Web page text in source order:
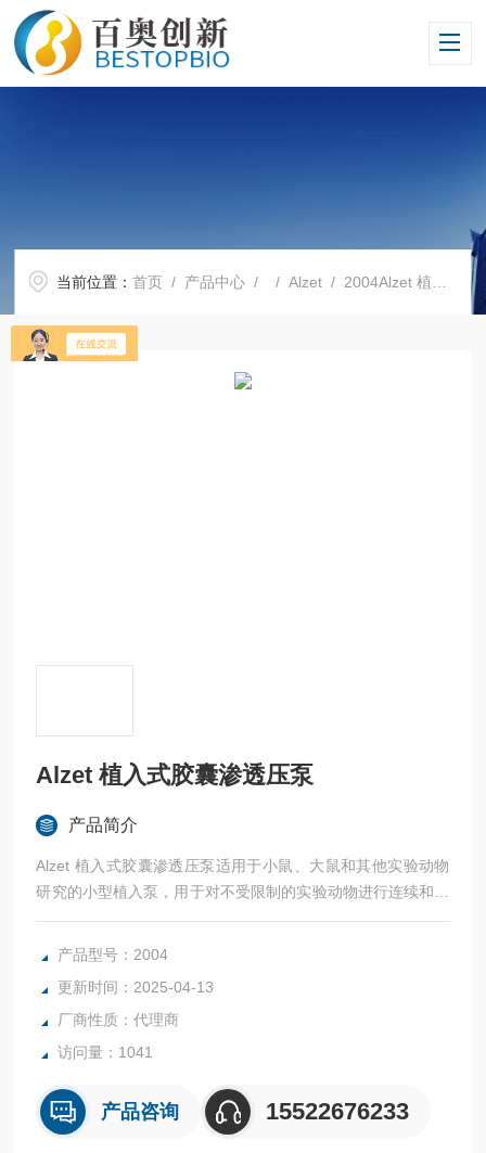
当前位置：首页 / 产品中心 / /Alzet / 2004Alzet 植入式胶囊渗透压泵
Alzet 植入式胶囊渗透压泵
产品简介
Alzet 植入式胶囊渗透压泵适用于小鼠、大鼠和其他实验动物
研究的小型植入泵，用于对不受限制的实验动物进行连续和准
确受控的速率输送药物、激素和其他测试剂。
产品型号：2004
更新时间：2025-04-13
厂商性质：代理商
访问量：1041
产品咨询 15522676233